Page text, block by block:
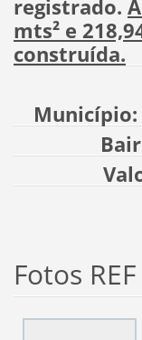
registrado.
mts² e
construída.
Município:
Fotos